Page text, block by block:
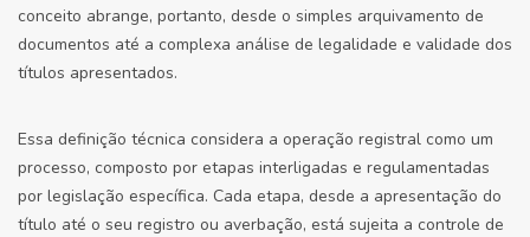
conceito abrange, portanto, desde o simples arquivamento de
documentos até a complexa análise de legalidade e validade dos
títulos apresentados.
Essa definição técnica considera a operação registral como um
processo, composto por etapas interligadas e regulamentadas
por legislação específica. Cada etapa, desde a apresentação do
título até o seu registro ou averbação, está sujeita a controle de